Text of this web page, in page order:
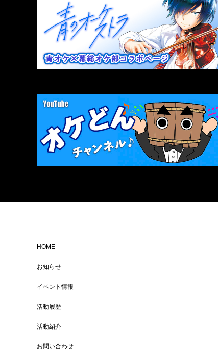
HOME
お知らせ
イベント情報
活動履歴
活動紹介
お問い合わせ